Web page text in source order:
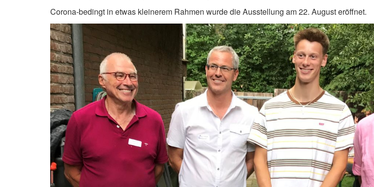
Corona-bedingt in etwas kleinerem Rahmen wurde die Ausstellung am 22. August eröffnet.